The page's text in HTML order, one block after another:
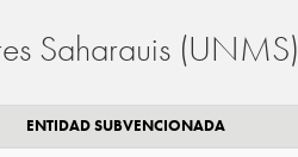
Saharauis (UNMS)
ENTIDAD SUBVENCIONADA